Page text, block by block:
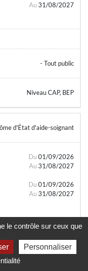
Au 31/08/2027
- Tout public
Niveau CAP, BEP
d'État d'aide-soignant
Du 01/09/2026
Au 31/08/2027
Du 01/09/2026
Au 31/08/2027
- Tout public
le contrôle sur ceux que
Personnaliser